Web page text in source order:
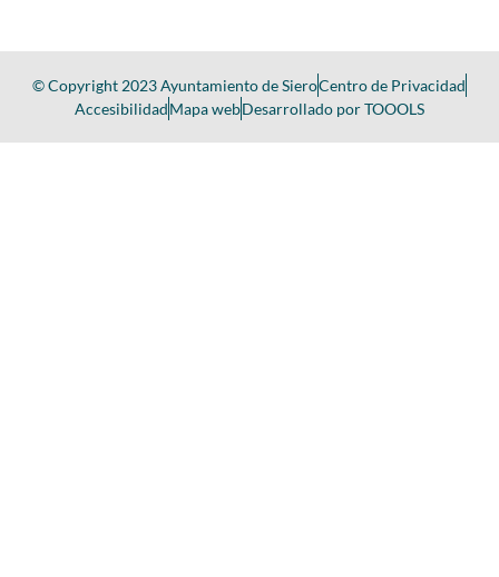
© Copyright 2023 Ayuntamiento de SieroCentro de Privacidad
AccesibilidadMapa webDesarrollado por TOOOLS